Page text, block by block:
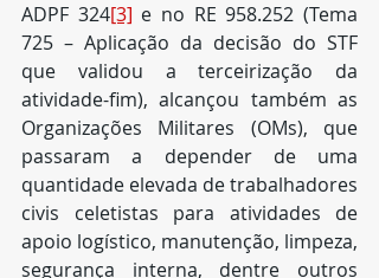
ADPF 324[3] e no RE 958.252 (Tema
725 – Aplicação da decisão do STF
que validou a terceirização da
atividade-fim), alcançou também as
Organizações Militares (OMs), que
passaram a depender de uma
quantidade elevada de trabalhadores
civis celetistas para atividades de
apoio logístico, manutenção, limpeza,
segurança interna, dentre outros